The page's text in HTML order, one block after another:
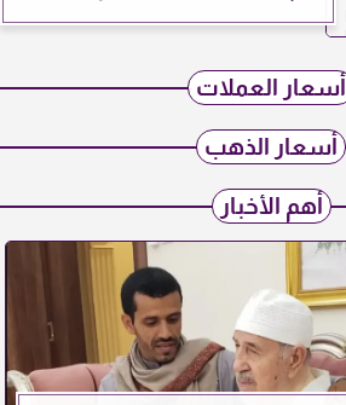
أسعار العملات
أسعار الذهب
أهم الأخبار